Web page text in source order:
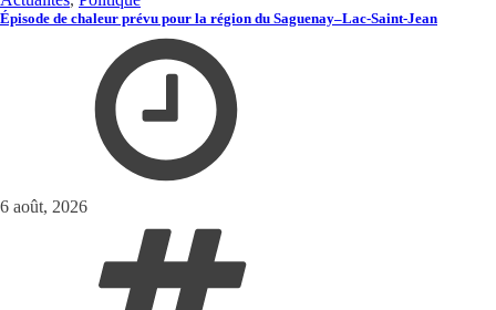
Épisode de chaleur prévu pour la région du Saguenay–Lac-Saint-Jean
6 août, 2026